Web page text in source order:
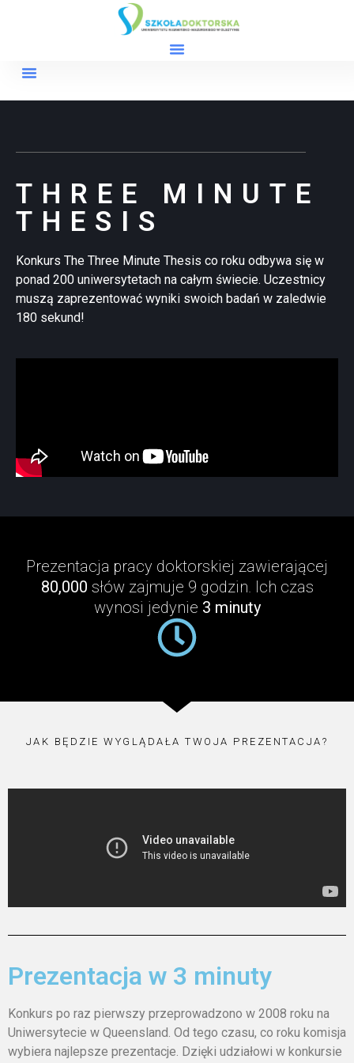
THREE MINUTE
THESIS
​Konkurs The Three Minute Thesis co roku odbywa się w
ponad 200 uniwersytetach na całym świecie. Uczestnicy
muszą zaprezentować wyniki swoich badań w zaledwie
180 sekund!
Prezentacja pracy doktorskiej zawierającej
80,000 słów zajmuje 9 godzin. Ich czas
wynosi jedynie 3 minuty
JAK BĘDZIE WYGLĄDAŁA TWOJA PREZENTACJA?
Prezentacja w 3 minuty
Konkurs po raz pierwszy przeprowadzono w 2008 roku na
Uniwersytecie w Queensland. Od tego czasu, co roku komisja
wybiera najlepsze prezentacje. Dzięki udziałowi w konkursie